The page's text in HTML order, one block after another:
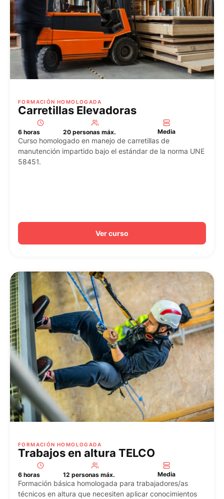
FORMACIÓN HOMOLOGADA
Carretillas Elevadoras
6 horas 20 personas máx. Media
Curso homologado en manejo de carretillas de
manutención impartido bajo el estándar de la norma UNE
58451.
Ver curso
FORMACIÓN HOMOLOGADA
Trabajos en altura TELCO
6 horas 12 personas máx. Media
Formación básica homologada para trabajadores/as
técnicos en altura que necesiten aplicar conocimientos